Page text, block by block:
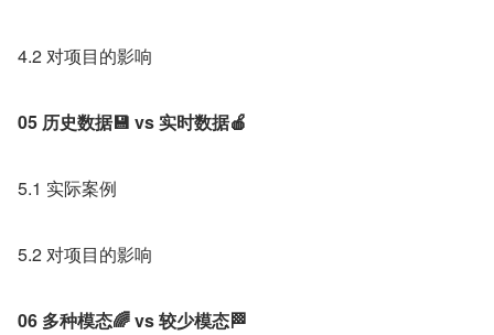
4.2 对项目的影响
05 历史数据💾 vs 实时数据🍎
5.1 实际案例
5.2 对项目的影响
06 多种模态🌈 vs 较少模态🏁